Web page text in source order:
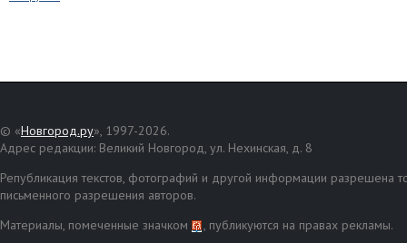
© «Новгород.ру», 1997-2026.
Адрес редакции: Великий Новгород, ул. Нехинская, д. 8
Републикация текстов, фотографий и другой информации разрешена
письменного разрешения авторов.
Материалы, помеченные значком
, публикуются на правах рекламы.